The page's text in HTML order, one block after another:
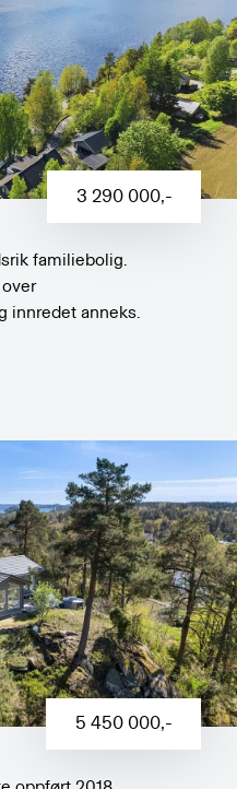
3 290 000,-
familiebolig.
innredet anneks.
5 450 000,-